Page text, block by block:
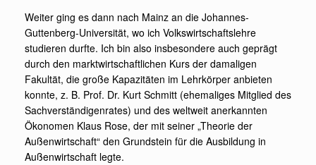
Weiter ging es dann nach Mainz an die Johannes-
Guttenberg-Universität, wo ich Volkswirtschaftslehre
studieren durfte. Ich bin also insbesondere auch geprägt
durch den marktwirtschaftlichen Kurs der damaligen
Fakultät, die große Kapazitäten im Lehrkörper anbieten
konnte, z. B. Prof. Dr. Kurt Schmitt (ehemaliges Mitglied des
Sachverständigenrates) und des weltweit anerkannten
Ökonomen Klaus Rose, der mit seiner „Theorie der
Außenwirtschaft“ den Grundstein für die Ausbildung in
Außenwirtschaft legte.